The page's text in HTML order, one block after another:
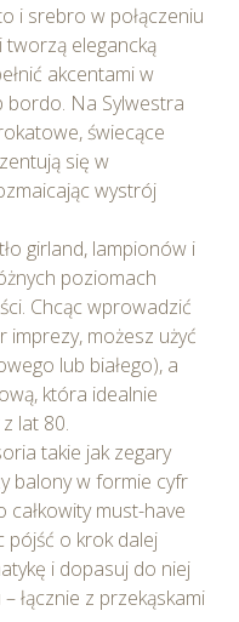
i srebro w połączeniu
tworzą elegancką
akcentami w
bordo. Na Sylwestra
świecące
się w
wystrój
girland, lampionów i
poziomach
Chcąc wprowadzić
możesz użyć
lub białego), a
która idealnie
lat 80.
takie jak zegary
balony w formie cyfr
całkowity must-have
pójść o krok dalej
i dopasuj do niej
łącznie z przekąskami